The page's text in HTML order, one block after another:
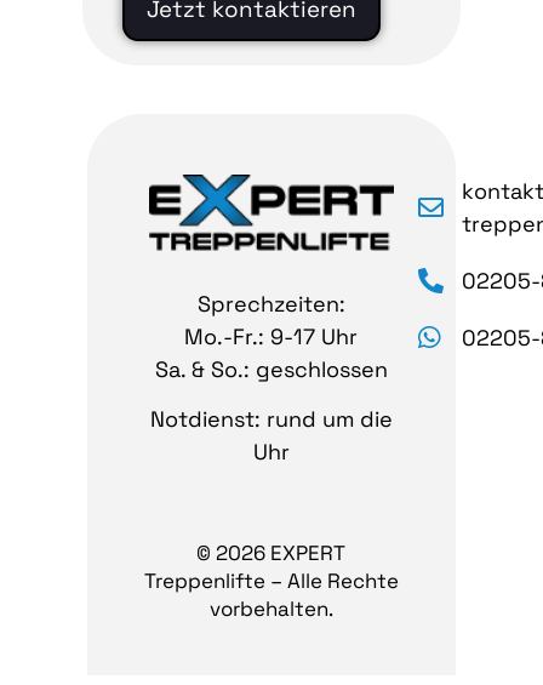
Jetzt kontaktieren
Sprechzeiten:
Mo.-Fr.: 9-17 Uhr
Sa. & So.: geschlossen
Notdienst: rund um die
Uhr
© 2026 EXPERT
Treppenlifte – Alle Rechte
vorbehalten.